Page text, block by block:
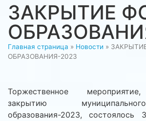
ЗАКРЫТИЕ
Главная страница » Новости »
ОБРАЗОВАНИЯ-2023
Торжественное
закрытию
образования-2023,